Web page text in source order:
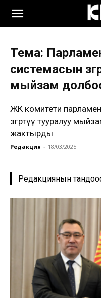
Тема:
системасын
мыйзам
ЖК комитети
өзгөртүү тууралуу
жактырды
Редакция - 18/03/2025
Редакциянын